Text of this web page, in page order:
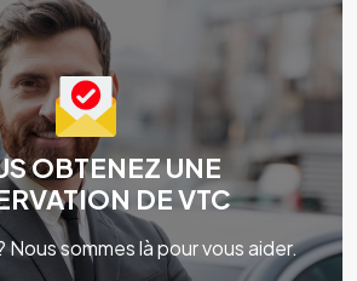
OBTENEZ UNE
DE VTC
Nous sommes là pour vous aider.